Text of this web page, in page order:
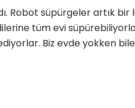
Robot süpürgeler artık bir
tüm evi
Biz evde yokken